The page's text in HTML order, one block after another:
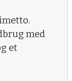
med
et